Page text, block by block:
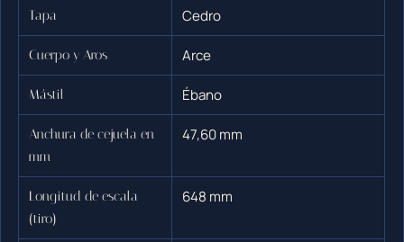
Tapa Cedro
Cuerpo y Aros Arce
Mástil Ébano
Anchura de cejuela en
mm
47,60 mm
Longitud de escala
(tiro)
648 mm